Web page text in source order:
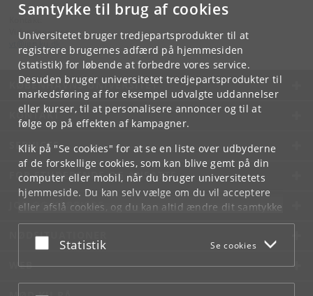
Samtykke til brug af cookies
Universitetet bruger tredjepartsprodukter til at
registrere brugernes adfærd på hjemmesiden
(statistik) for løbende at forbedre vores service.
Desuden bruger universitetet tredjepartsprodukter til
markedsføring af for eksempel udvalgte uddannelser
eller kurser, til at personalisere annoncer og til at
følge op på effekten af kampagner.
Klik på "Se cookies" for at se en liste over udbyderne
af de forskellige cookies, som kan blive gemt på din
computer eller mobil, når du bruger universitetets
hjemmeside. Du kan selv vælge om du vil acceptere
eller afslå cookies, og du kan altid ændre dit samtykke
underCookie- og privatlivspolitiksom du finder i
bunden af hver side.
Acceptér eller afslå
Statistik Se cookies
Videntjenesten
KØBENHAVNS UNIVERSITET
KONTAKT
SERVICES
FOR STUDERENDE OG ANSATTE
JOB OG KARRIERE
NØDSITUATIONER
WEB